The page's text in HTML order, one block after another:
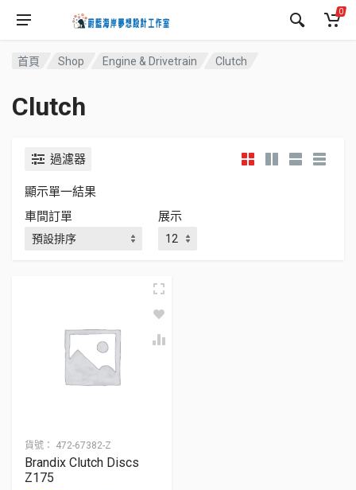
0
首頁 Shop Engine & Drivetrain Clutch
Clutch
過濾器
顯示單一結果
車間訂單
展示
貨號： 472-67382-Z
Brandix Clutch Discs
Z175